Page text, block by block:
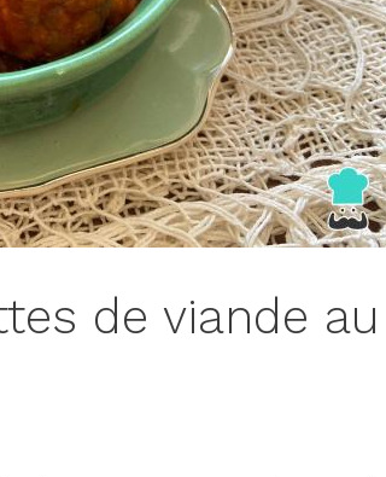
de viande au